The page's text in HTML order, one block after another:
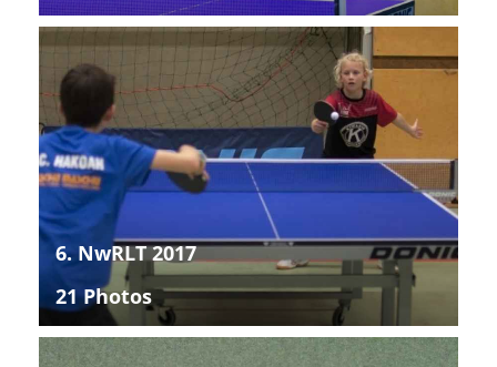
6. NwRLT 2017
21 Photos